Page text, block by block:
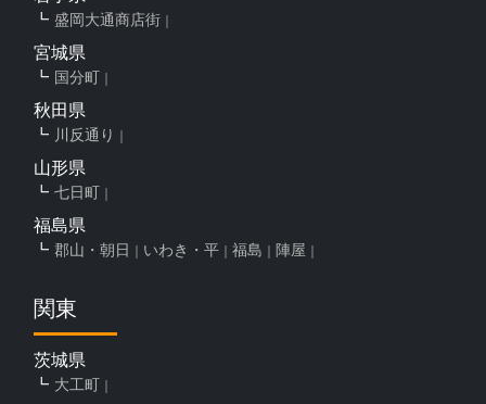
盛岡大通商店街
宮城県
国分町
秋田県
川反通り
山形県
七日町
福島県
郡山・朝日 いわき・平 福島 陣屋
関東
茨城県
大工町